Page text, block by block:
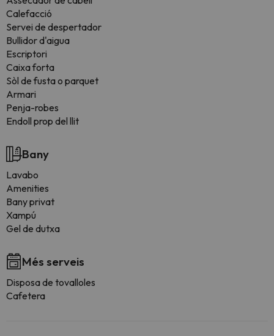
Calefacció
Servei de despertador
Bullidor d'aigua
Escriptori
Caixa forta
Sòl de fusta o parquet
Armari
Penja-robes
Endoll prop del llit
Bany
Lavabo
Amenities
Bany privat
Xampú
Gel de dutxa
Més serveis
Disposa de tovalloles
Cafetera